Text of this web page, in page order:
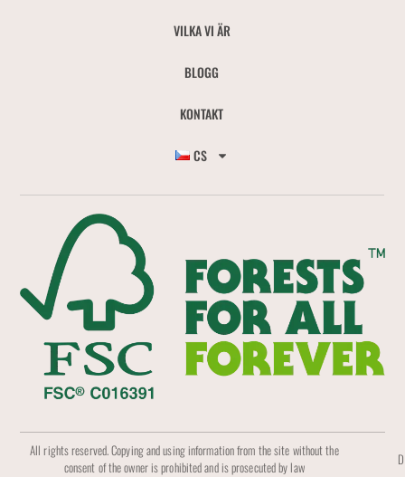
VILKA VI ÄR
BLOGG
KONTAKT
CS
All rights reserved. Copying and using information from the site without the
consent of the owner is prohibited and is prosecuted by law